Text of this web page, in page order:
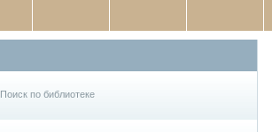
Поиск по библиотеке